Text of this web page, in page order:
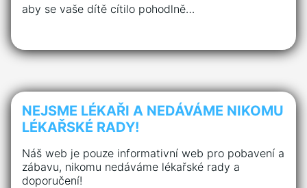
aby se vaše dítě cítilo pohodlně…
NEJSME LÉKAŘI A NEDÁVÁME NIKOMU
LÉKAŘSKÉ RADY!
Náš web je pouze informativní web pro pobavení a
zábavu, nikomu nedáváme lékařské rady a
doporučení!